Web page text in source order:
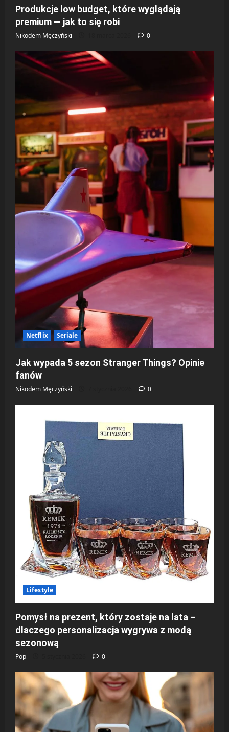
Produkcje low budget, które wyglądają
premium — jak to się robi
Nikodem Męczyński 0
Netflix Seriale
Jak wypada 5 sezon Stranger Things? Opinie
fanów
Nikodem Męczyński 0
Lifestyle
Pomysł na prezent, który zostaje na lata –
dlaczego personalizacja wygrywa z modą
sezonową
Pop 0